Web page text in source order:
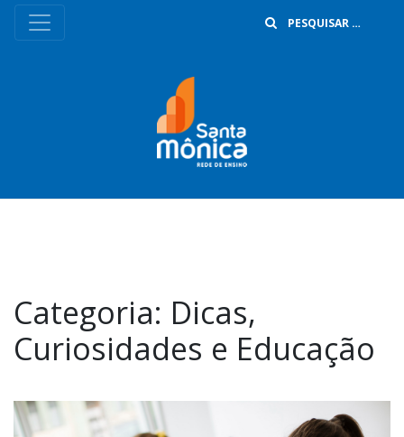
Categoria: Dicas,
Curiosidades e Educação